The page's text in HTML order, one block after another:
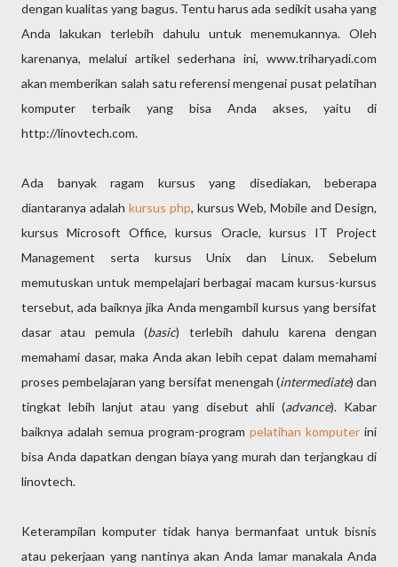
dengan kualitas yang bagus. Tentu harus ada sedikit usaha yang
Anda lakukan terlebih dahulu untuk menemukannya. Oleh
karenanya, melalui artikel sederhana ini, www.triharyadi.com
akan memberikan salah satu referensi mengenai pusat pelatihan
komputer terbaik yang bisa Anda akses, yaitu di
http://linovtech.com.
Ada banyak ragam kursus yang disediakan, beberapa
diantaranya adalah kursus php, kursus Web, Mobile and Design,
kursus Microsoft Office, kursus Oracle, kursus IT Project
Management serta kursus Unix dan Linux. Sebelum
memutuskan untuk mempelajari berbagai macam kursus-kursus
tersebut, ada baiknya jika Anda mengambil kursus yang bersifat
dasar atau pemula (basic) terlebih dahulu karena dengan
memahami dasar, maka Anda akan lebih cepat dalam memahami
proses pembelajaran yang bersifat menengah (intermediate) dan
tingkat lebih lanjut atau yang disebut ahli (advance). Kabar
baiknya adalah semua program-program pelatihan komputer ini
bisa Anda dapatkan dengan biaya yang murah dan terjangkau di
linovtech.
Keterampilan komputer tidak hanya bermanfaat untuk bisnis
atau pekerjaan yang nantinya akan Anda lamar manakala Anda